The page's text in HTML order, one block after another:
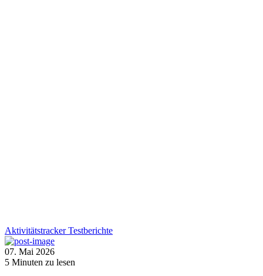
AktivitätstrackerTestberichte
07. Mai 2026
5 Minuten zu lesen